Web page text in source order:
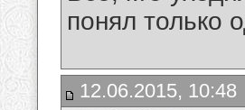
понял только
12.06.2015, 10:48